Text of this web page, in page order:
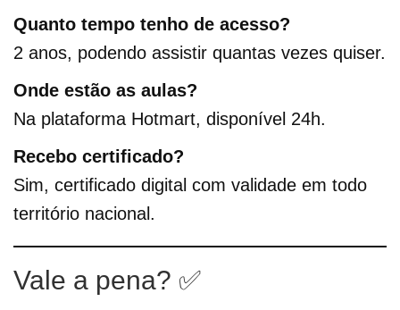
Quanto tempo tenho de acesso?
2 anos, podendo assistir quantas vezes quiser.
Onde estão as aulas?
Na plataforma Hotmart, disponível 24h.
Recebo certificado?
Sim, certificado digital com validade em todo
território nacional.
Vale a pena? ✅